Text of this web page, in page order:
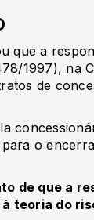
que a
1997), na
de
o
de que a
teoria do